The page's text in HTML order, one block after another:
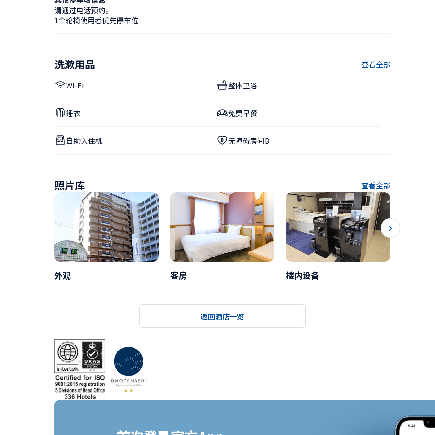
请通过电话预约。
1个轮椅使用者优先停车位
洗漱用品 查看全部
Wi-Fi 整体卫浴
睡衣 免费早餐
自助入住机 无障碍房间B
照片库 查看全部
外观 客房 楼内设备
返回酒店一览